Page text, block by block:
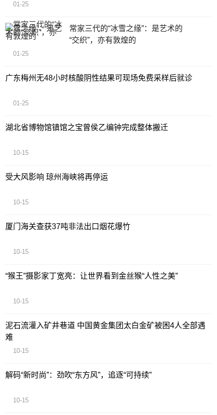
01-25
常家三代的“冰雪之缘”：是艺术的
“交织”，亦有敦煌的
01-25
广东梅州无48小时核酸阴性结果可现场免费采样后就诊
01-25
湖北省博物馆镇馆之宝曾侯乙编钟完成整体搬迁
10-15
受大风影响 琼州海峡将再停运
10-15
厦门海关查获37吨非法出口烟花爆竹
10-15
“猴王”摄影家丁宽亮：让世界看到金丝猴“人性之美”
10-15
泥石流灌入矿井巷道 中国黄金集团太白金矿被困4人全部遇
难
10-15
解码“新时尚”：劲吹“东方风”，追逐“可持续”
10-15